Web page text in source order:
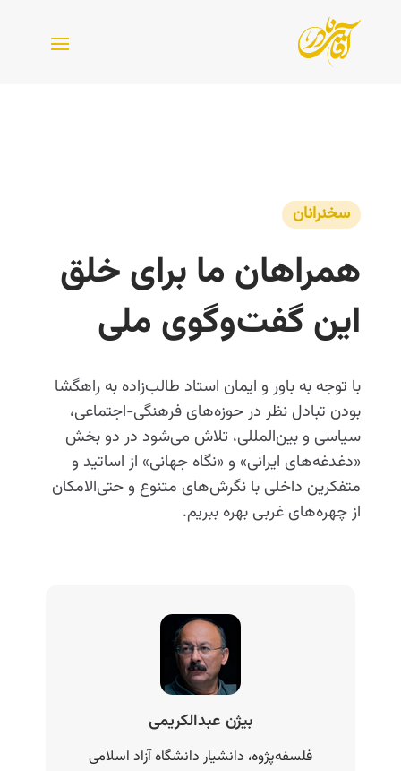
سخنرانان
این گفت‌وگوی ملی
از چهره‌های غربی بهره ببریم.
بیژن عبدالکریمی
فلسفه‌پژوه، دانشیار دانشگاه آزاد اسلامی